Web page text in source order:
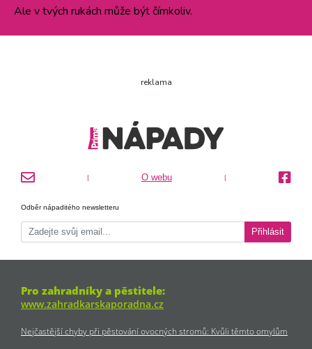
Ale v tvých rukách může být čímkoliv.
reklama
| O webu |
Odběr nápaditého newsletteru
Přihlásit
Pro zahradníky a pěstitele:
www.zahradkarskaporadna.cz
Nejčastější chyby při pěstování ovocných stromů: Kvůli těmto omylům